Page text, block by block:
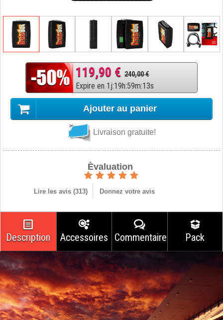
119,90 € 240,00 €
Expire en 1j:19h:59m:12s
Ajouter au panier
Livraison gratuite!
Èvaluation
Lire les avis (313) Donnez votre avis
Description Accessoires Commentaires Pack